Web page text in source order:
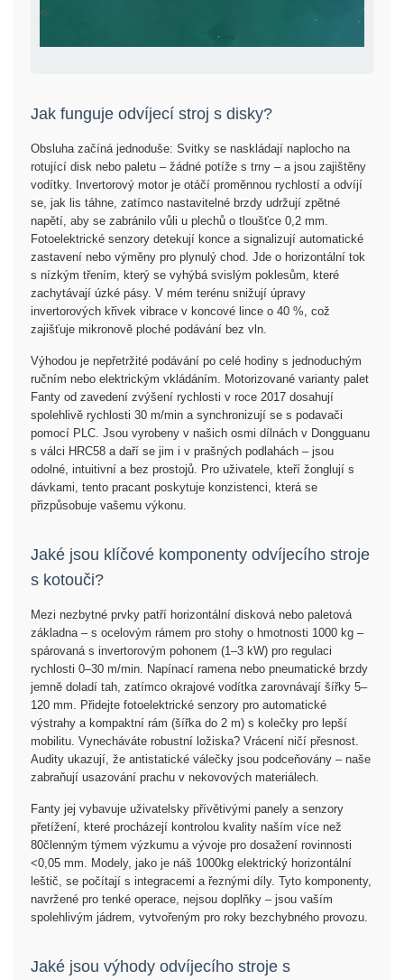
Jak funguje odvíjecí stroj s disky?
Obsluha začíná jednoduše: Svitky se naskládají naplocho na
rotující disk nebo paletu – žádné potíže s trny – a jsou zajištěny
vodítky. Invertorový motor je otáčí proměnnou rychlostí a odvíjí
se, jak lis táhne, zatímco nastavitelné brzdy udržují zpětné
napětí, aby se zabránilo vůli u plechů o tloušťce 0,2 mm.
Fotoelektrické senzory detekují konce a signalizují automatické
zastavení nebo výměny pro plynulý chod. Jde o horizontální tok
s nízkým třením, který se vyhýbá svislým poklesům, které
zachytávají úzké pásy. V mém terénu snižují úpravy
invertorových křivek vibrace v koncové lince o 40 %, což
zajišťuje mikronově ploché podávání bez vln.
Výhodou je nepřetržité podávání po celé hodiny s jednoduchým
ručním nebo elektrickým vkládáním. Motorizované varianty palet
Fanty od zavedení zvýšení rychlosti v roce 2017 dosahují
spolehlivě rychlosti 30 m/min a synchronizují se s podavači
pomocí PLC. Jsou vyrobeny v našich osmi dílnách v Dongguanu
s válci HRC58 a daří se jim i v prašných podlahách – jsou
odolné, intuitivní a bez prostojů. Pro uživatele, kteří žonglují s
dávkami, tento pracant poskytuje konzistenci, která se
přizpůsobuje vašemu výkonu.
Jaké jsou klíčové komponenty odvíjecího stroje
s kotouči?
Mezi nezbytné prvky patří horizontální disková nebo paletová
základna – s ocelovým rámem pro stohy o hmotnosti 1000 kg –
spárovaná s invertorovým pohonem (1–3 kW) pro regulaci
rychlosti 0–30 m/min. Napínací ramena nebo pneumatické brzdy
jemně doladí tah, zatímco okrajové vodítka zarovnávají šířky 5–
120 mm. Přidejte fotoelektrické senzory pro automatické
výstrahy a kompaktní rám (šířka do 2 m) s kolečky pro lepší
mobilitu. Vynecháváte robustní ložiska? Vrácení ničí přesnost.
Audity ukazují, že antistatické válečky jsou podceňovány – naše
zabraňují usazování prachu v nekovových materiálech.
Fanty jej vybavuje uživatelsky přívětivými panely a senzory
přetížení, které procházejí kontrolou kvality naším více než
80členným týmem výzkumu a vývoje pro dosažení rovinnosti
<0,05 mm. Modely, jako je náš 1000kg elektrický horizontální
leštič, se počítají s integracemi a řeznými díly. Tyto komponenty,
navržené pro tenké operace, nejsou doplňky – jsou vaším
spolehlivým jádrem, vytvořeným pro roky bezchybného provozu.
Jaké jsou výhody odvíjecího stroje s